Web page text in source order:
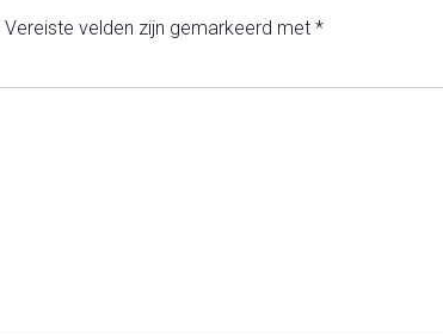
Vereiste velden zijn gemarkeerd met *